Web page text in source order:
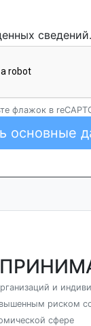
сведений.
флажок в
основные
и
риском
сфере